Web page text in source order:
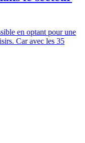
en optant pour une
Car avec les 35